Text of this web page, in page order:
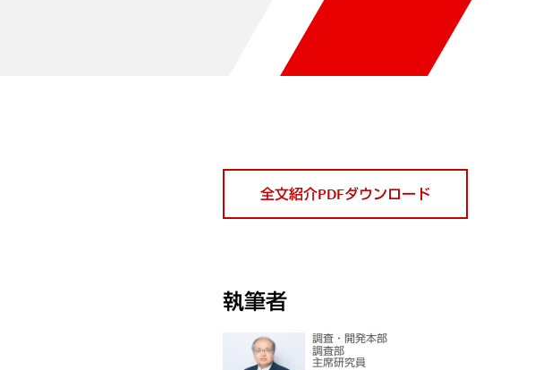
全文紹介PDFダウンロード
執筆者
調査・開発本部
調査部
主席研究員